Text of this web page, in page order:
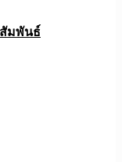
มพันธ์